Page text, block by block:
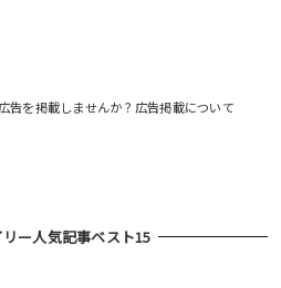
告を掲載しませんか？広告掲載について
ー人気記事ベスト15